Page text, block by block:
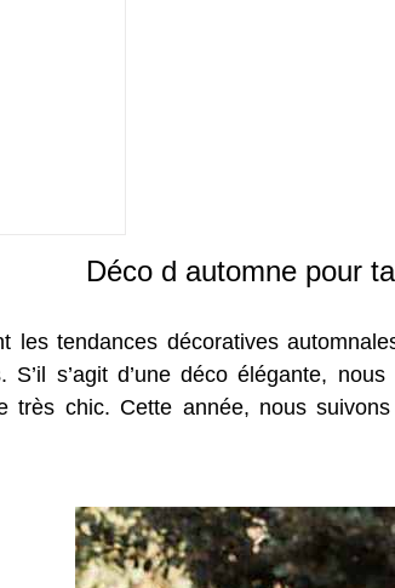
Déco d automne pour
les tendances décoratives
S’il s’agit d’une déco élégante,
très chic. Cette année, nous